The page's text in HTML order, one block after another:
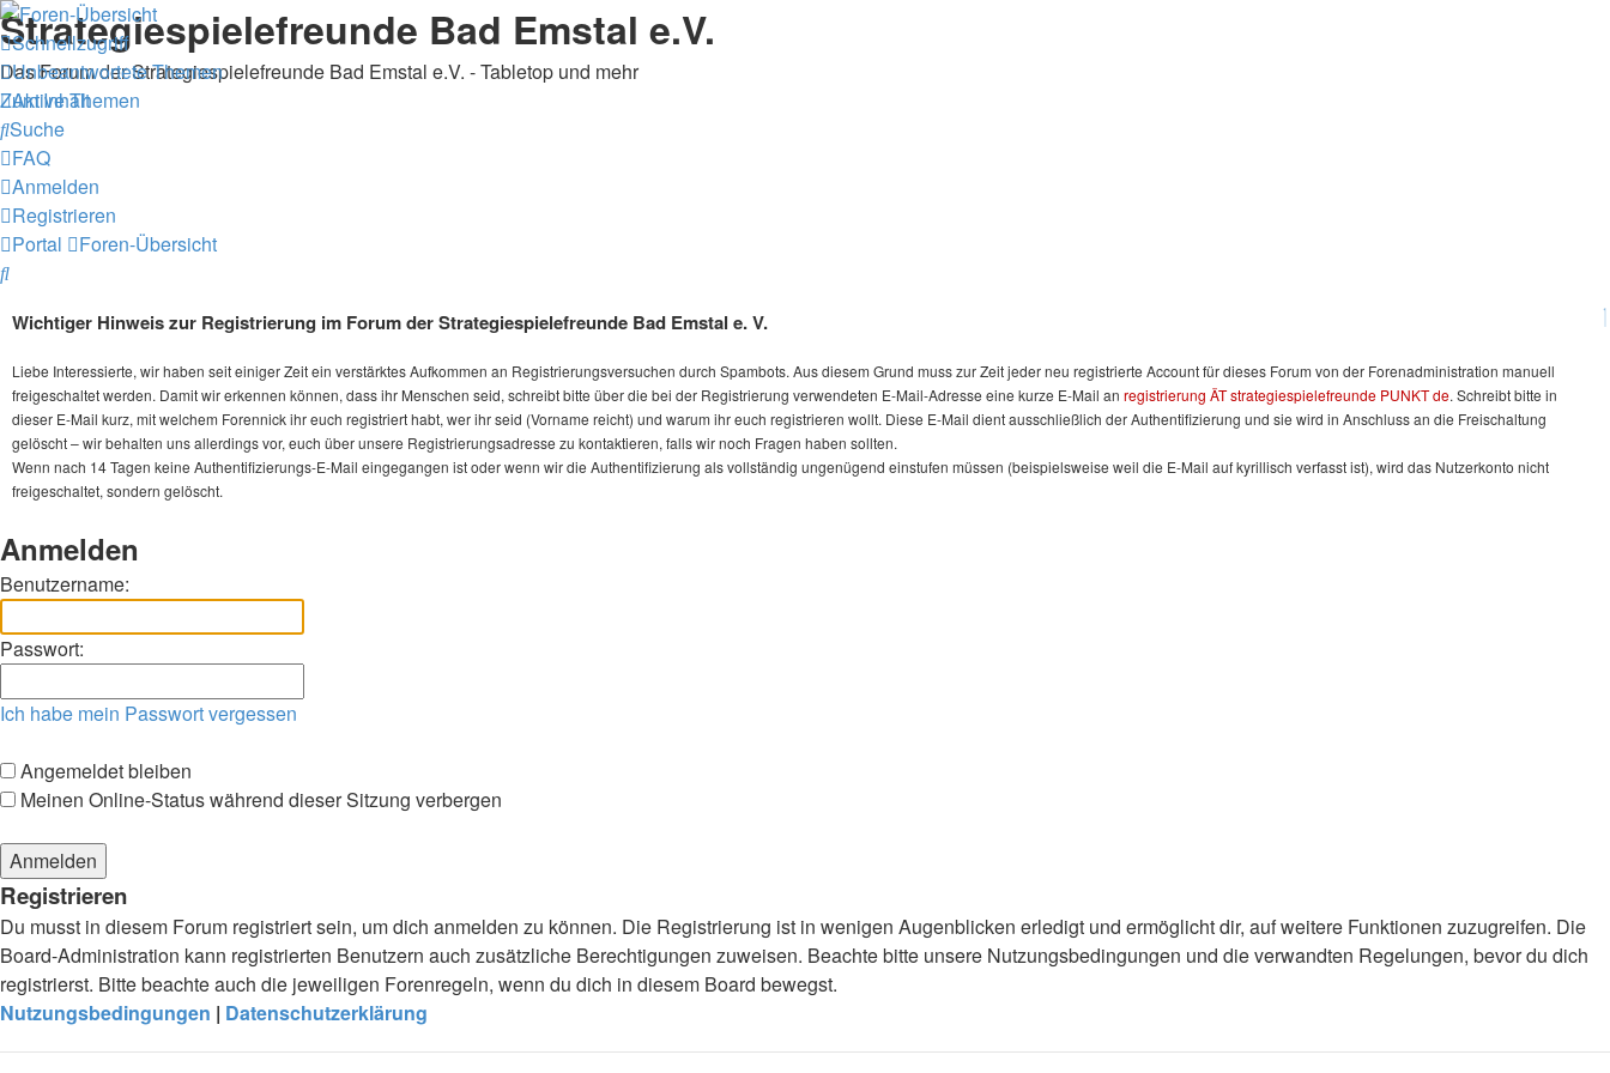
Strategiespielefreunde Bad Emstal e.V.
Das Forum der Strategiespielefreunde Bad Emstal e.V. - Tabletop und mehr
Zum Inhalt
Schnellzugriff
Unbeantwortete Themen
Aktive Themen
Suche
FAQ
Anmelden
Registrieren
Portal
Foren-Übersicht
Suche
Wichtiger Hinweis zur Registrierung im Forum der Strategiespielefreunde Bad Emstal e. V.
Liebe Interessierte, wir haben seit einiger Zeit ein verstärktes Aufkommen an Registrierungsversuchen durch Spambots. Aus diesem Grund muss zur Zeit jeder neu registrierte Account für dieses Forum von der Forenadministration manuell
freigeschaltet werden. Damit wir erkennen können, dass ihr Menschen seid, schreibt bitte über die bei der Registrierung verwendeten E-Mail-Adresse eine kurze E-Mail an registrierung ÄT strategiespielefreunde PUNKT de. Schreibt bitte in
dieser E-Mail kurz, mit welchem Forennick ihr euch registriert habt, wer ihr seid (Vorname reicht) und warum ihr euch registrieren wollt. Diese E-Mail dient ausschließlich der Authentifizierung und sie wird in Anschluss an die Freischaltung
gelöscht – wir behalten uns allerdings vor, euch über unsere Registrierungsadresse zu kontaktieren, falls wir noch Fragen haben sollten.
Wenn nach 14 Tagen keine Authentifizierungs-E-Mail eingegangen ist oder wenn wir die Authentifizierung als vollständig ungenügend einstufen müssen (beispielsweise weil die E-Mail auf kyrillisch verfasst ist), wird das Nutzerkonto nicht
freigeschaltet, sondern gelöscht.
Anmelden
Benutzername:
Passwort:
Ich habe mein Passwort vergessen
Angemeldet bleiben
Meinen Online-Status während dieser Sitzung verbergen
Registrieren
Du musst in diesem Forum registriert sein, um dich anmelden zu können. Die Registrierung ist in wenigen Augenblicken erledigt und ermöglicht dir, auf weitere Funktionen zuzugreifen. Die
Board-Administration kann registrierten Benutzern auch zusätzliche Berechtigungen zuweisen. Beachte bitte unsere Nutzungsbedingungen und die verwandten Regelungen, bevor du dich
registrierst. Bitte beachte auch die jeweiligen Forenregeln, wenn du dich in diesem Board bewegst.
Nutzungsbedingungen | Datenschutzerklärung